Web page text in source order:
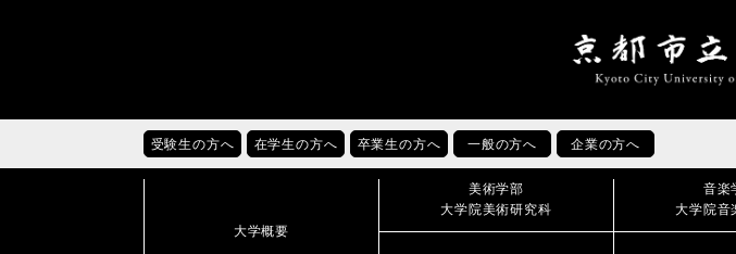
受験生の方へ 在学生の方へ 卒業生の方へ 一般の方へ 企業の方へ
大学概要
美術学部
大学院美術研究科
音楽
大学院音